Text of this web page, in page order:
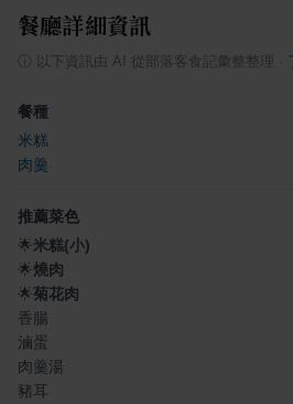
餐廳詳細資訊
以下資訊由 AI 從部落客食記彙整整理
餐種
米糕
肉羹
推薦菜色
🌟米糕(小)
🌟燒肉
🌟菊花肉
香腸
滷蛋
肉羹湯
豬耳